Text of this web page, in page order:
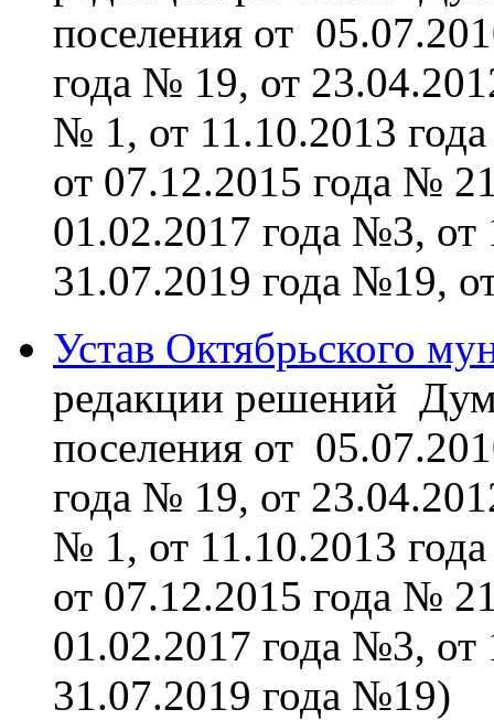
поселения от
года № 19, от
№ 1, от 11.10.2013
от 07.12.2015 года №
01.02.2017 года №3,
31.07.2019 года №19,
Устав Октябрьского
редакции решений
поселения от
года № 19, от
№ 1, от 11.10.2013
от 07.12.2015 года №
01.02.2017 года №3,
31.07.2019 года №19)